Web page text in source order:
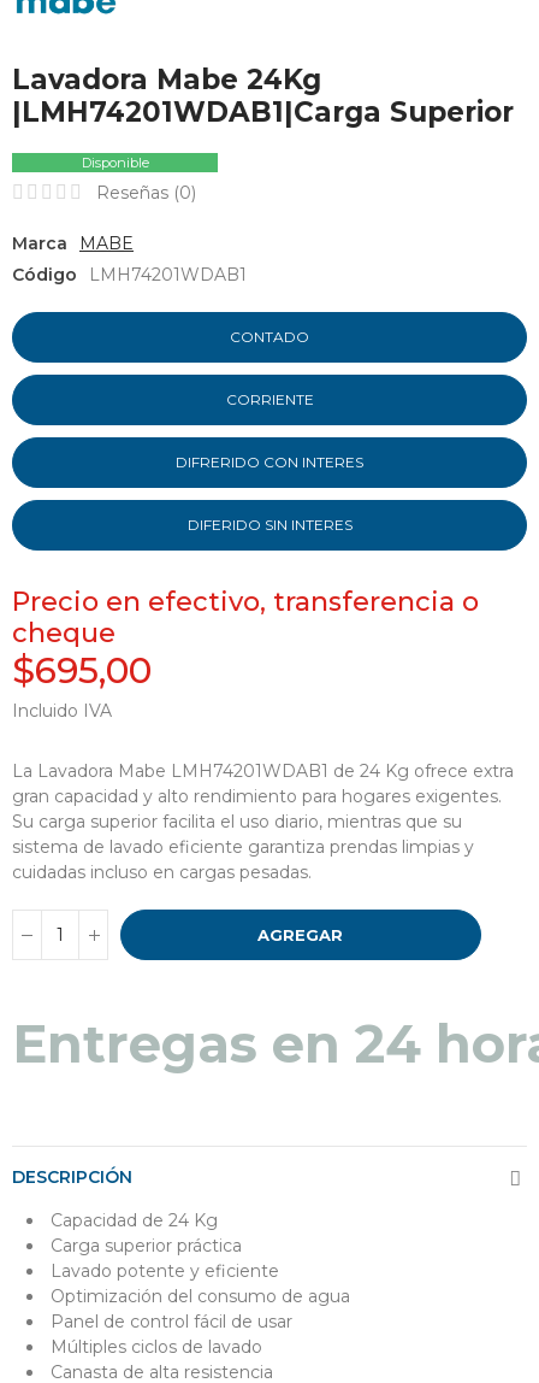
Lavadora Mabe 24Kg
|LMH74201WDAB1|Carga Superior
Disponible
Reseñas (0)
Marca
MABE
Código
LMH74201WDAB1
CONTADO
CORRIENTE
DIFRERIDO CON INTERES
DIFERIDO SIN INTERES
Precio en efectivo, transferencia o
cheque
$695,00
Incluido IVA
La Lavadora Mabe LMH74201WDAB1 de 24 Kg ofrece extra
gran capacidad y alto rendimiento para hogares exigentes.
Su carga superior facilita el uso diario, mientras que su
sistema de lavado eficiente garantiza prendas limpias y
cuidadas incluso en cargas pesadas.
AGREGAR
Entregas en 24
DESCRIPCIÓN
Capacidad de 24 Kg
Carga superior práctica
Lavado potente y eficiente
Optimización del consumo de agua
Panel de control fácil de usar
Múltiples ciclos de lavado
Canasta de alta resistencia